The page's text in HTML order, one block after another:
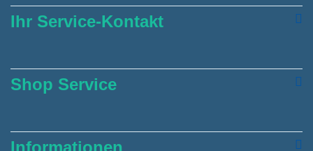
Ihr Service-Kontakt
Shop Service
Informationen